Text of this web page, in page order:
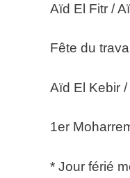
Aïd El Fitr /
Fête du
Aïd El Kebir
1er
* Jour férié